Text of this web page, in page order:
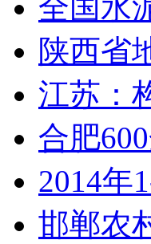
全国水
陕西省
江苏：
合肥
​2014年
邯郸农